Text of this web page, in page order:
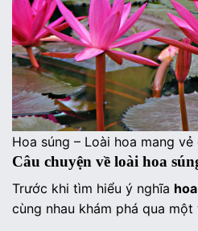
Hoa súng – Loài hoa mang
Câu chuyện về loài hoa
Trước khi tìm hiểu ý nghĩa
cùng nhau khám phá qua